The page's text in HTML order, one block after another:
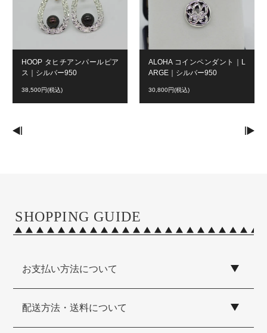
HOOP タヒチアンパールピア
ス｜シルバー950
38,500円(税込)
ALOHA コインペンダント｜L
ARGE｜シルバー950
30,800円(税込)
SHOPPING GUIDE
お支払い方法について
配送方法・送料について